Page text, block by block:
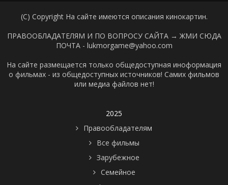
(C) Copyright На сайте имеются описания кинокартин.
ПРАВООБЛАДАТЕЛЯМ И ПО ВОПРОСУ САЙТА → ЖМИ СЮДА
ПОЧТА - lukmorgame@yahoo.com
На сайте размещается только общедоступная иноформация
о фильмах - из общедоступных источников! Самих фильмов
или медиа файлов нет!
2025
Правообладателям
Все фильмы
Зарубежное
Семейное